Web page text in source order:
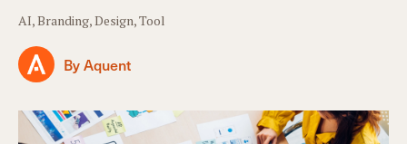
AI, Branding, Design, Tool
By Aquent